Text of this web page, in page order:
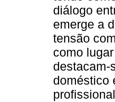
diálogo
emerge a
tensão
como
destacam-
doméstico